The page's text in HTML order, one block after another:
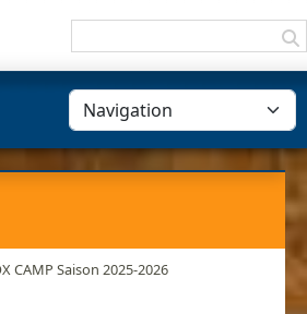
CAMP Saison 2025-2026
cookies